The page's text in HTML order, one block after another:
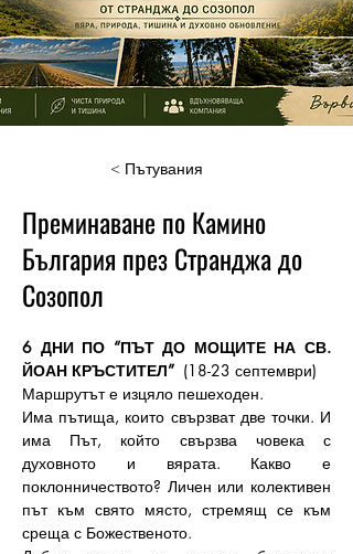
< Пътувания
Преминаване по Камино
България през Странджа до
Созопол
6 ДНИ ПО “ПЪТ ДО МОЩИТЕ НА СВ.
ЙОАН КРЪСТИТЕЛ” (18-23 септември)
Маршрутът е изцяло пешеходен.
Има пътища, които свързват две точки. И
има Път, който свързва човека с
духовното и вярата. Какво е
поклонничеството? Личен или колективен
път към свято място, стремящ се към
среща с Божественото.